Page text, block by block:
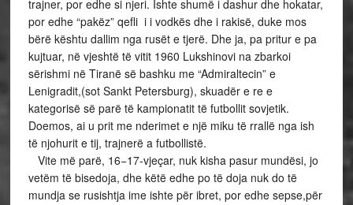
trajner, por edhe si njeri. Ishte shumë i dashur dhe hokatar,
por edhe “pakëz” qefli i i vodkës dhe i rakisë, duke mos
bërë kështu dallim nga rusët e tjerë. Dhe ja, pa pritur e pa
kujtuar, në vjeshtë të vitit 1960 Lukshinovi na zbarkoi
sërishmi në Tiranë së bashku me “Admiraltecin” e
Lenigradit,(sot Sankt Petersburg), skuadër e re e
kategorisë së parë të kampionatit të futbollit sovjetik.
Doemos, ai u prit me nderimet e një miku të rrallë nga ish
të njohurit e tij, trajnerë a futbollistë.
Vite më parë, 16−17-vjeçar, nuk kisha pasur mundësi, jo
vetëm të bisedoja, dhe këtë edhe po të doja nuk do të
mundja se rusishtja ime ishte për ibret, por edhe sepse,për